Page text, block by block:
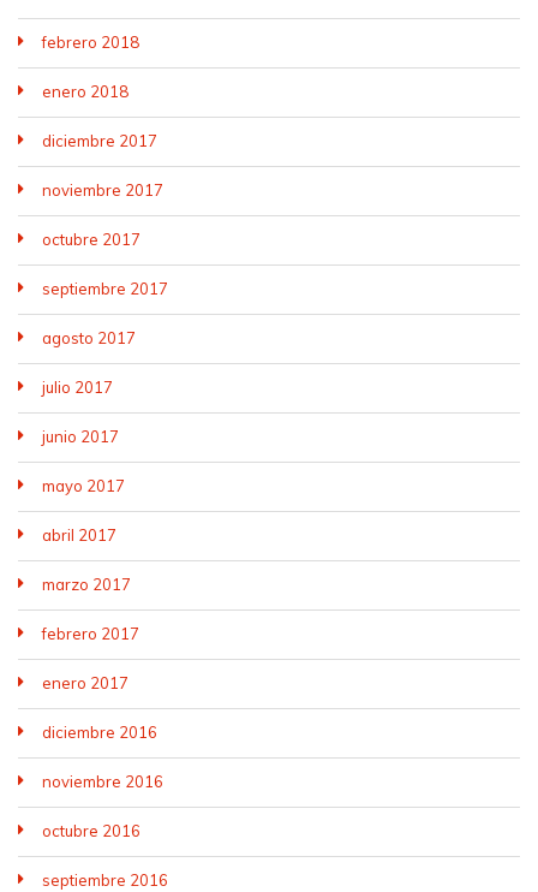
febrero 2018
enero 2018
diciembre 2017
noviembre 2017
octubre 2017
septiembre 2017
agosto 2017
julio 2017
junio 2017
mayo 2017
abril 2017
marzo 2017
febrero 2017
enero 2017
diciembre 2016
noviembre 2016
octubre 2016
septiembre 2016